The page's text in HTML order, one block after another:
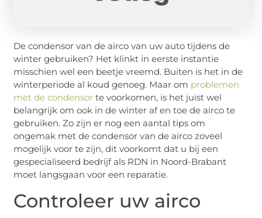
De condensor van de airco van uw auto tijdens de
winter gebruiken? Het klinkt in eerste instantie
misschien wel een beetje vreemd. Buiten is het in de
winterperiode al koud genoeg. Maar om problemen
met de condensor te voorkomen, is het juist wel
belangrijk om ook in de winter af en toe de airco te
gebruiken. Zo zijn er nog een aantal tips om
ongemak met de condensor van de airco zoveel
mogelijk voor te zijn, dit voorkomt dat u bij een
gespecialiseerd bedrijf als RDN in Noord-Brabant
moet langsgaan voor een reparatie.
Controleer uw airco